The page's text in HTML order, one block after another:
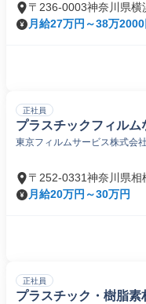
〒236-0003神奈川県横
月給27万円～38万2000
正社員
プラスチックフィル
東京フィルムサービス株式会社
〒252-0331神奈川県相
月給20万円～30万円
正社員
プラスチック・樹脂素